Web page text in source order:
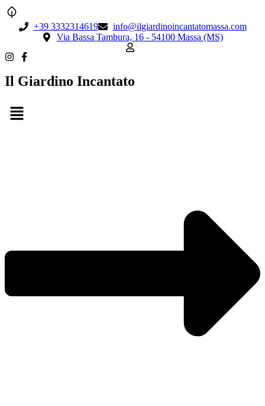
+39 3332314619
info@ilgiardinoincantatomassa.com
Via Bassa Tambura, 16 - 54100 Massa (MS)
Il Giardino Incantato
Menu